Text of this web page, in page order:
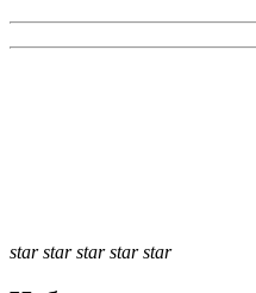
star star star star star